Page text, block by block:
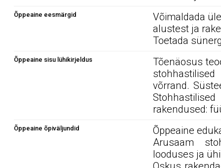
Õppeaine eesmärgid
Võimaldada
alustest ja
Toetada
Õppeaine sisu lühikirjeldus
Tõenäosus
stohhastilised
võrrand.
rakendused:
Õppeaine õpiväljundid
Õppeaine
Arusaam
looduses ja